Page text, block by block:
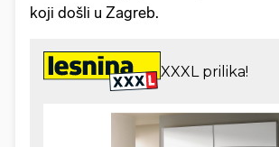
koji došli u Zagreb.